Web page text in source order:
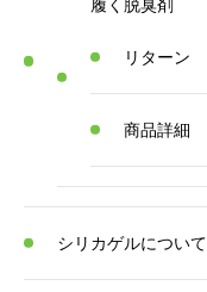
履く脱臭剤
リターン
商品詳細
シリカゲルについて